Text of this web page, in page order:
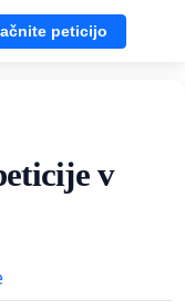
peticijo
v